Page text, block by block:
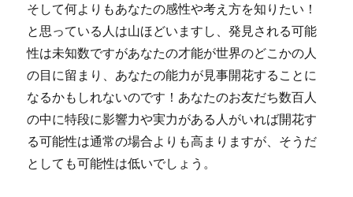
そして何よりもあなたの感性や考え方を知りたい！
と思っている人は山ほどいますし、発見される可能
性は未知数ですがあなたの才能が世界のどこかの人
の目に留まり、あなたの能力が見事開花することに
なるかもしれないのです！あなたのお友だち数百人
の中に特段に影響力や実力がある人がいれば開花す
る可能性は通常の場合よりも高まりますが、そうだ
としても可能性は低いでしょう。